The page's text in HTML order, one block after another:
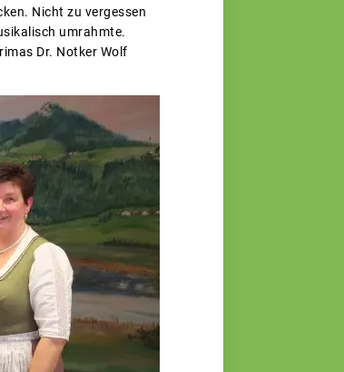
Nicht zu vergessen
umrahmte.
Dr. Notker Wolf